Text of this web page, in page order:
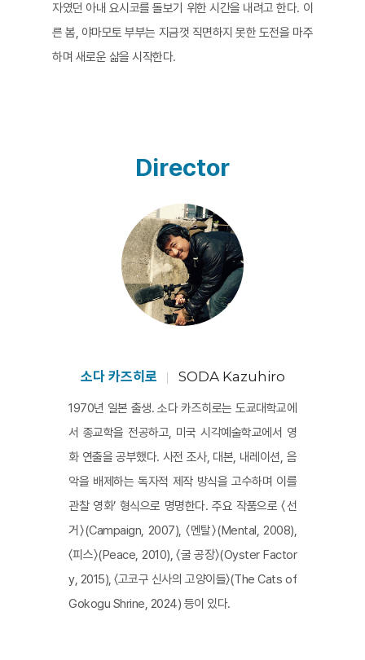
자였던 아내 요시코를 돌보기 위한 시간을 내려고 한다. 이
른 봄, 야마모토 부부는 지금껏 직면하지 못한 도전을 마주
하며 새로운 삶을 시작한다.
Director
소다 카즈히로 SODA Kazuhiro
1970년 일본 출생. 소다 카즈히로는 도쿄대학교에
서 종교학을 전공하고, 미국 시각예술학교에서 영
화 연출을 공부했다. 사전 조사, 대본, 내레이션, 음
악을 배제하는 독자적 제작 방식을 고수하며 이를
관찰 영화’ 형식으로 명명한다. 주요 작품으로 〈선
거〉(Campaign, 2007), 〈멘탈〉(Mental, 2008),
〈피스〉(Peace, 2010), 〈굴 공장〉(Oyster Factor
y, 2015), 〈고코구 신사의 고양이들〉(The Cats of
Gokogu Shrine, 2024) 등이 있다.